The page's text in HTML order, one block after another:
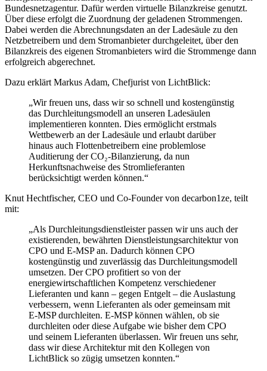
Bundesnetzagentur. Dafür werden virtuelle Bilanzkreise genutzt.
Über diese erfolgt die Zuordnung der geladenen Strommengen.
Dabei werden die Abrechnungsdaten an der Ladesäule zu den
Netzbetreibern und dem Stromanbieter durchgeleitet, über den
Bilanzkreis des eigenen Stromanbieters wird die Strommenge dann
erfolgreich abgerechnet.
Dazu erklärt Markus Adam, Chefjurist von LichtBlick:
„Wir freuen uns, dass wir so schnell und kostengünstig
das Durchleitungsmodell an unseren Ladesäulen
implementieren konnten. Dies ermöglicht erstmals
Wettbewerb an der Ladesäule und erlaubt darüber
hinaus auch Flottenbetreibern eine problemlose
Auditierung der CO₂-Bilanzierung, da nun
Herkunftsnachweise des Stromlieferanten
berücksichtigt werden können.“
Knut Hechtfischer, CEO und Co-Founder von decarbon1ze, teilt
mit:
„Als Durchleitungsdienstleister passen wir uns auch der
existierenden, bewährten Dienstleistungsarchitektur von
CPO und E-MSP an. Dadurch können CPO
kostengünstig und zuverlässig das Durchleitungsmodell
umsetzen. Der CPO profitiert so von der
energiewirtschaftlichen Kompetenz verschiedener
Lieferanten und kann – gegen Entgelt – die Auslastung
verbessern, wenn Lieferanten als oder gemeinsam mit
E-MSP durchleiten. E-MSP können wählen, ob sie
durchleiten oder diese Aufgabe wie bisher dem CPO
und seinem Lieferanten überlassen. Wir freuen uns sehr,
dass wir diese Architektur mit den Kollegen von
LichtBlick so zügig umsetzen konnten.“